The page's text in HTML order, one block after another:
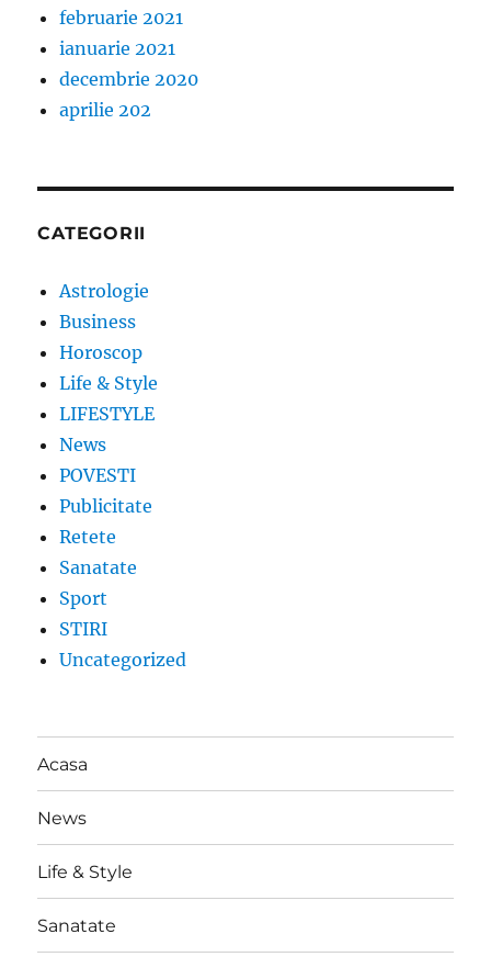
februarie 2021
ianuarie 2021
decembrie 2020
aprilie 202
CATEGORII
Astrologie
Business
Horoscop
Life & Style
LIFESTYLE
News
POVESTI
Publicitate
Retete
Sanatate
Sport
STIRI
Uncategorized
Acasa
News
Life & Style
Sanatate